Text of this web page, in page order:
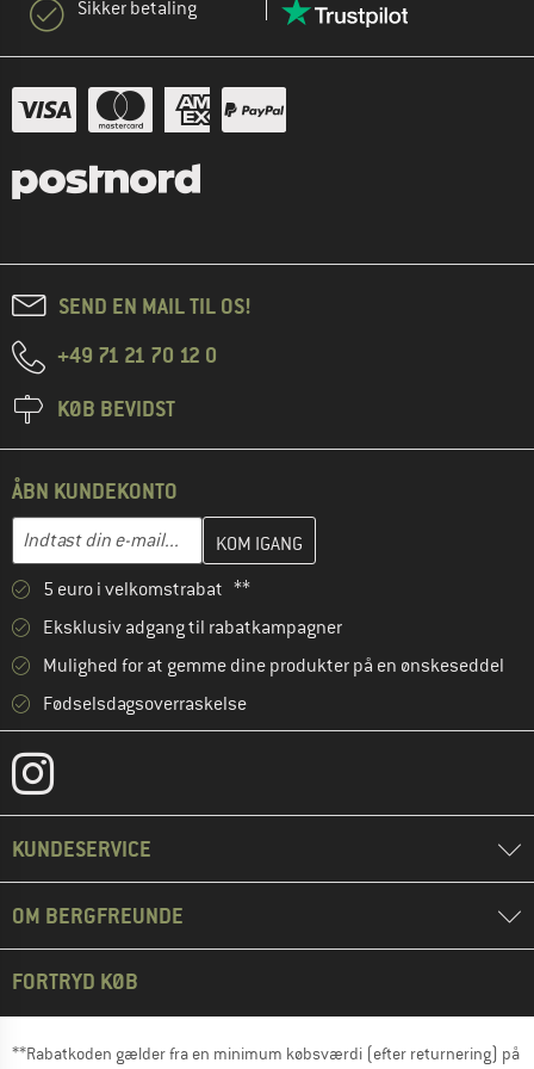
Sikker betaling
SEND EN MAIL TIL OS!
+49 71 21 70 12 0
KØB BEVIDST
ÅBN KUNDEKONTO
E-mail-adresse
Indtast din e-mailadresse her, og opret i næste trin din
5 euro i velkomstrabat **
Eksklusiv adgang til rabatkampagner
Mulighed for at gemme dine produkter på en ønskeseddel
Fødselsdagsoverraskelse
KUNDESERVICE
OM BERGFREUNDE
FORTRYD KØB
**Rabatkoden gælder fra en minimum købsværdi (efter returnering) på